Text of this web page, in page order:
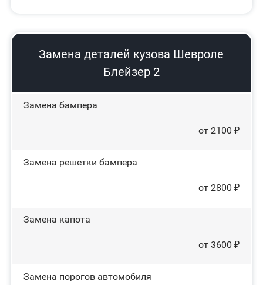
Замена деталей кузова Шевроле
Блейзер 2
Замена бампера
от 2100 ₽
Замена решетки бампера
от 2800 ₽
Замена капота
от 3600 ₽
Замена порогов автомобиля